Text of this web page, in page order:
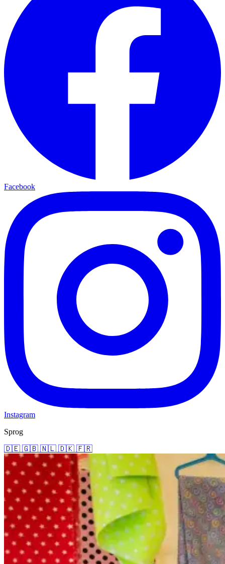
Facebook
Instagram
Sprog
🇩🇪 🇬🇧 🇳🇱 🇩🇰 🇫🇷